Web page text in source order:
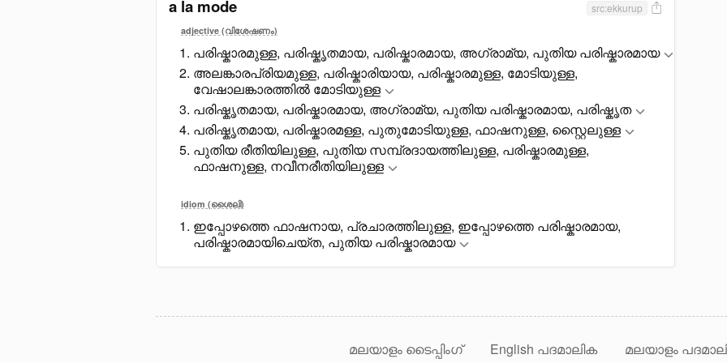
a la mode src:ekkurup
adjective (വിശേഷണം)
പരിഷ്കാരമുള്ള, പരിഷ്കൃതമായ, പരിഷ്കാരമായ, അഗ്രാമ്യ, പുതിയ പരിഷ്കാരമായ
അലങ്കാരപ്രിയമുള്ള, പരിഷ്കാരിയായ, പരിഷ്കാരമുള്ള, മോടിയുള്ള,
വേഷാലങ്കാരത്തിൽ മോടിയുള്ള
പരിഷ്കൃതമായ, പരിഷ്കാരമായ, അഗ്രാമ്യ, പുതിയ പരിഷ്കാരമായ, പരിഷ്കൃത
പരിഷ്കൃതമായ, പരിഷ്കാരമള്ള, പുതുമോടിയുള്ള, ഫാഷനുള്ള, സ്റ്റെെലുള്ള
പുതിയ രീതിയിലുള്ള, പുതിയ സമ്പ്രദായത്തിലുള്ള, പരിഷ്കാരമുള്ള,
ഫാഷനുള്ള, നവീനരീതിയിലുള്ള
idiom (ശൈലി)
ഇപ്പോഴത്തെ ഫാഷനായ, പ്രചാരത്തിലുള്ള, ഇപ്പോഴത്തെ പരിഷ്കാരമായ,
പരിഷ്കാരമായിചെയ്ത, പുതിയ പരിഷ്കാരമായ
മലയാളം ടൈപ്പിംഗ് English പദമാലിക മലയാളം